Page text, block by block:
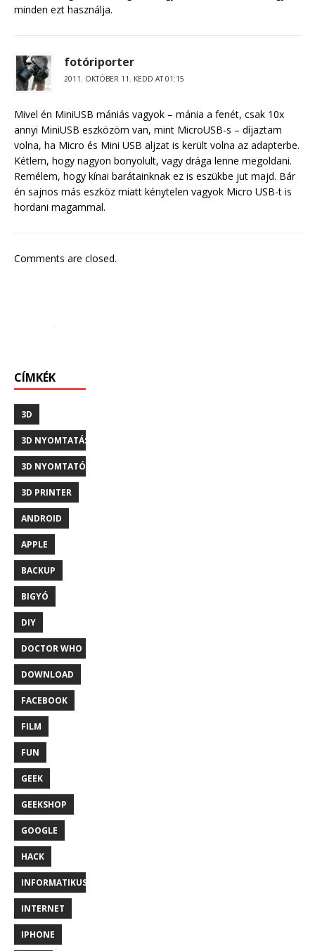
minden ezt használja.
fotóriporter
2011. OKTÓBER 11. KEDD AT 01:15
Mivel én MiniUSB mániás vagyok – mánia a fenét, csak 10x
annyi MiniUSB eszközöm van, mint MicroUSB-s – díjaztam
volna, ha Micro és Mini USB aljzat is került volna az adapterbe.
Kétlem, hogy nagyon bonyolult, vagy drága lenne megoldani.
Remélem, hogy kínai barátainknak ez is eszükbe jut majd. Bár
én sajnos más eszköz miatt kénytelen vagyok Micro USB-t is
hordani magammal.
Comments are closed.
CÍMKÉK
3D
3D NYOMTATÁS
3D NYOMTATÓ
3D PRINTER
ANDROID
APPLE
BACKUP
BIGYÓ
DIY
DOCTOR WHO
DOWNLOAD
FACEBOOK
FILM
FUN
GEEK
GEEKSHOP
GOOGLE
HACK
INFORMATIKUS
INTERNET
IPHONE